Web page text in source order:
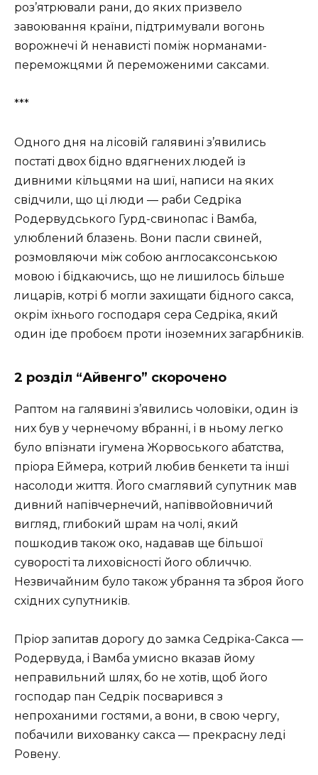
роз’ятрювали рани, до яких призвело
завоювання країни, підтримували вогонь
ворожнечі й ненависті поміж норманами-
переможцями й переможеними саксами.
***
Одного дня на лісовій галявині з’явились
постаті двох бідно вдягнених людей із
дивними кільцями на шиї, написи на яких
свідчили, що ці люди — раби Седріка
Родервудського Гурд-свинопас і Вамба,
улюблений блазень. Вони пасли свиней,
розмовляючи між собою англосаксонською
мовою і бідкаючись, що не лишилось більше
лицарів, котрі б могли захищати бідного сакса,
окрім їхнього господаря сера Седріка, який
один іде пробоєм проти іноземних загарбників.
2 розділ “Айвенго” скорочено
Раптом на галявині з’явились чоловіки, один із
них був у чернечому вбранні, і в ньому легко
було впізнати ігумена Жорвоського абатства,
пріора Еймера, котрий любив бенкети та інші
насолоди життя. Його смаглявий супутник мав
дивний напівчернечий, напіввойовничий
вигляд, глибокий шрам на чолі, який
пошкодив також око, надавав ще більшої
суворості та лиховісності його обличчю.
Незвичайним було також убрання та зброя його
східних супутників.
Пріор запитав дорогу до замка Седріка-Сакса —
Родервуда, і Вамба умисно вказав йому
неправильний шлях, бо не хотів, щоб його
господар пан Седрік посварився з
непроханими гостями, а вони, в свою чергу,
побачили вихованку сакса — прекрасну леді
Ровену.